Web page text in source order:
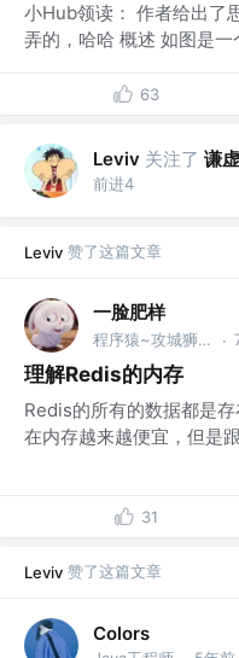
小Hub领读： 作者给出了
弄的，哈哈 概述 如图是一
63
Leviv 关注了 谦
前进4
Leviv 赞了这篇文章
一脸肥样
程序猿~攻城狮 @北京 ·
理解Redis的内存
Redis的所有的数据都是
在内存越来越便宜，但是
31
Leviv 赞了这篇文章
Colors